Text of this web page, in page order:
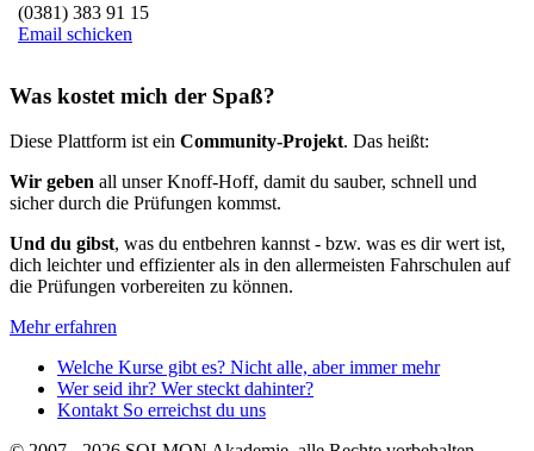
(0381) 383 91 15
Email schicken
Was kostet mich der Spaß?
Diese Plattform ist ein Community-Projekt. Das heißt:
Wir geben all unser Knoff-Hoff, damit du sauber, schnell und
sicher durch die Prüfungen kommst.
Und du gibst, was du entbehren kannst - bzw. was es dir wert ist,
dich leichter und effizienter als in den allermeisten Fahrschulen auf
die Prüfungen vorbereiten zu können.
Mehr erfahren
Welche Kurse gibt es? Nicht alle, aber immer mehr
Wer seid ihr? Wer steckt dahinter?
Kontakt So erreichst du uns